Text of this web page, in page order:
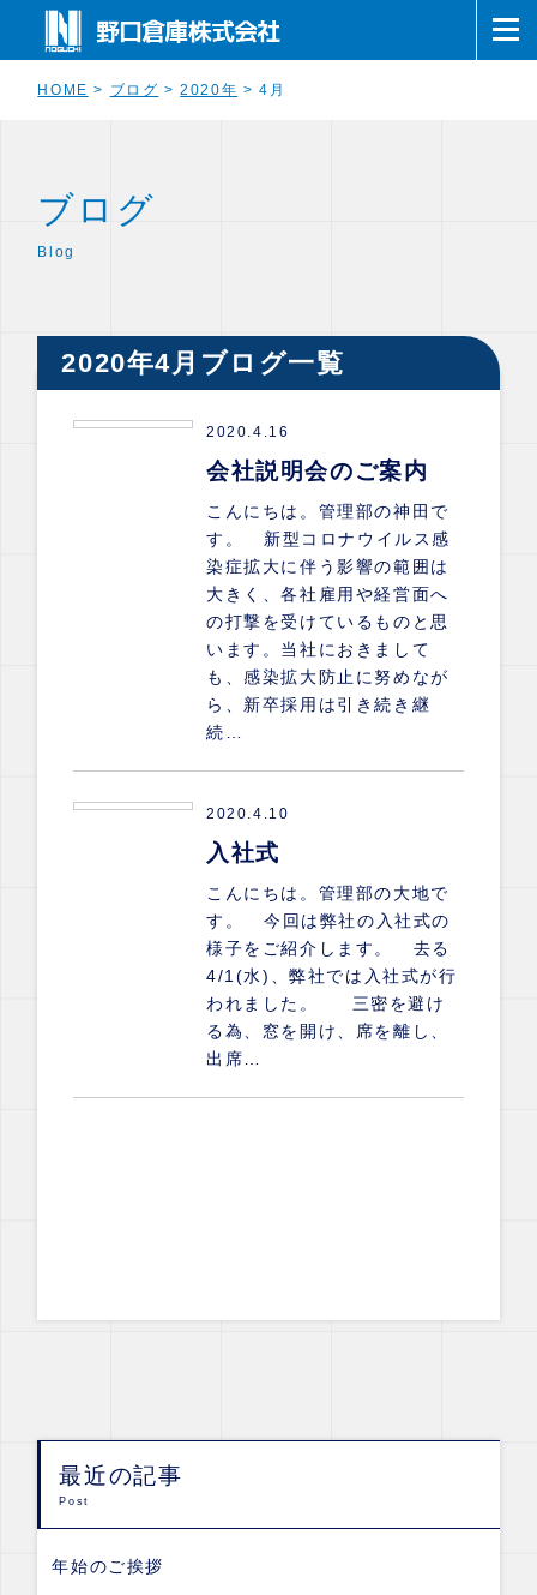
HOME > ブログ >2020年 >4月
ブログ
Blog
2020年4月ブログ一覧
2020.4.16
会社説明会のご案内
こんにちは。管理部の神田で
す。 新型コロナウイルス感
染症拡大に伴う影響の範囲は
大きく、各社雇用や経営面へ
の打撃を受けているものと思
います。当社におきまして
も、感染拡大防止に努めなが
ら、新卒採用は引き続き継
続…
2020.4.10
入社式
こんにちは。管理部の大地で
す。 今回は弊社の入社式の
様子をご紹介します。 去る
4/1(水)、弊社では入社式が行
われました。 三密を避け
る為、窓を開け、席を離し、
出席…
最近の記事
Post
年始のご挨拶